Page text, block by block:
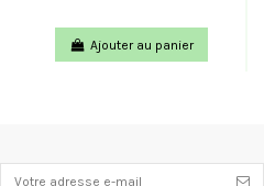
Ajouter au panier